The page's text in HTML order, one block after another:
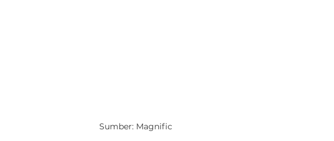
Sumber: Magnific